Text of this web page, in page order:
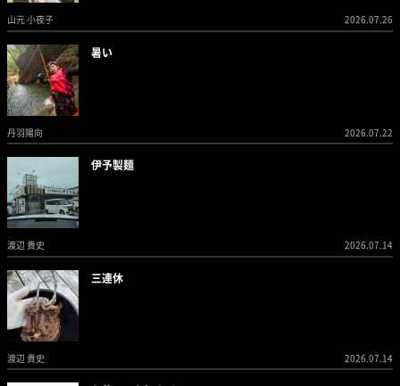
山元 小夜子 2026.07.26
暑い
丹羽陽向 2026.07.22
伊予製麺
渡辺 貴史 2026.07.14
三連休
渡辺 貴史 2026.07.14